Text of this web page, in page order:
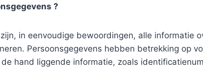
?
in eenvoudige bewoordingen, alle
Persoonsgegevens hebben betrekking op
hand liggende informatie, zoals